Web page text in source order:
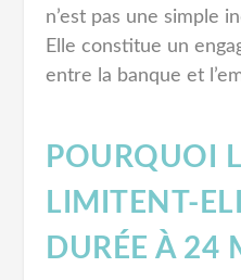
n’est pas une simple
Elle constitue un
entre la banque et
POURQUOI
LIMITENT-
DURÉE À 24